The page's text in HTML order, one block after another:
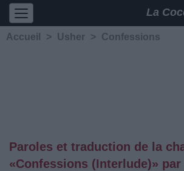
La
Accueil > Usher > Confessions
Paroles et traduction de la
«Confessions (Interlude)» par